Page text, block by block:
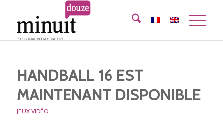
HANDBALL 16 EST
MAINTENANT DISPONIBLE
JEUX VIDÉO